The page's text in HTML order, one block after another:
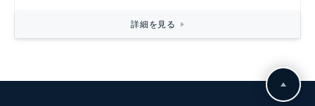
詳細を見る